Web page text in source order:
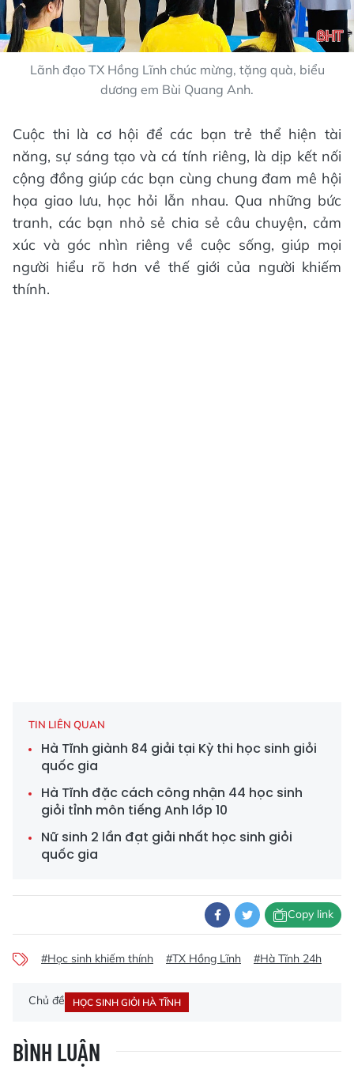
Lãnh đạo TX Hồng Lĩnh chúc mừng, tặng quà, biểu
dương em Bùi Quang Anh.
Cuộc thi là cơ hội để các bạn trẻ thể hiện tài
năng, sự sáng tạo và cá tính riêng, là dịp kết nối
cộng đồng giúp các bạn cùng chung đam mê hội
họa giao lưu, học hỏi lẫn nhau. Qua những bức
tranh, các bạn nhỏ sẻ chia sẻ câu chuyện, cảm
xúc và góc nhìn riêng về cuộc sống, giúp mọi
người hiểu rõ hơn về thế giới của người khiếm
thính.
TIN LIÊN QUAN
Hà Tĩnh giành 84 giải tại Kỳ thi học sinh giỏi
quốc gia
Hà Tĩnh đặc cách công nhận 44 học sinh
giỏi tỉnh môn tiếng Anh lớp 10
Nữ sinh 2 lần đạt giải nhất học sinh giỏi
quốc gia
Copy link
#Học sinh khiếm thính #TX Hồng Lĩnh #Hà Tĩnh 24h
Chủ đề HỌC SINH GIỎI HÀ TĨNH
BÌNH LUẬN